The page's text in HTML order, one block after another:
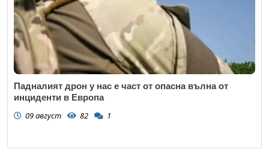
Падналият дрон у нас е част от опасна вълна от
инциденти в Европа
09 август 82 1